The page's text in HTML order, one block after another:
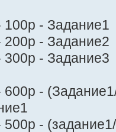
- Задание1
- Задание2
- Задание3
-
-